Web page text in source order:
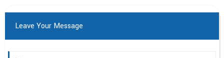
Leave Your Message